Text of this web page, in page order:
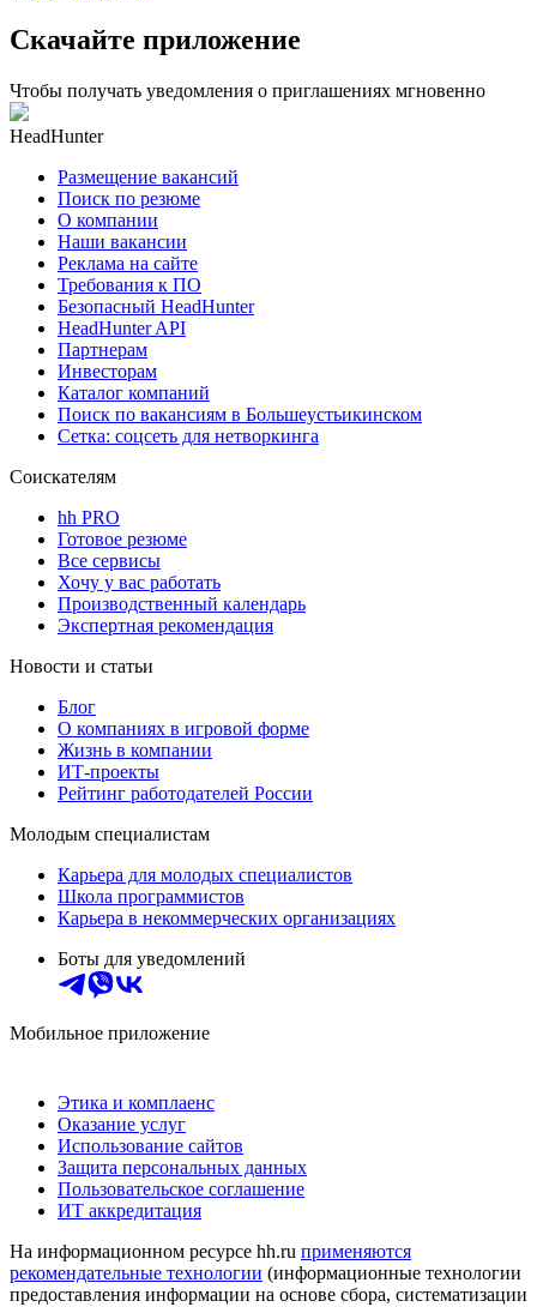
Скачайте приложение
Чтобы получать уведомления о приглашениях мгновенно
HeadHunter
Размещение вакансий
Поиск по резюме
О компании
Наши вакансии
Реклама на сайте
Требования к ПО
Безопасный HeadHunter
HeadHunter API
Партнерам
Инвесторам
Каталог компаний
Поиск по вакансиям в Большеустьикинском
Сетка: соцсеть для нетворкинга
Соискателям
hh PRO
Готовое резюме
Все сервисы
Хочу у вас работать
Производственный календарь
Экспертная рекомендация
Новости и статьи
Блог
О компаниях в игровой форме
Жизнь в компании
ИТ-проекты
Рейтинг работодателей России
Молодым специалистам
Карьера для молодых специалистов
Школа программистов
Карьера в некоммерческих организациях
Боты для уведомлений
Мобильное приложение
Этика и комплаенс
Оказание услуг
Использование сайтов
Защита персональных данных
Пользовательское соглашение
ИТ аккредитация
На информационном ресурсе hh.ru применяются
рекомендательные технологии (информационные технологии
предоставления информации на основе сбора, систематизации